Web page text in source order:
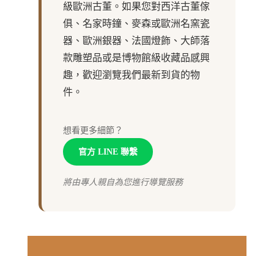
級歐洲古董。如果您對西洋古董傢
俱、名家時鐘、麥森或歐洲名窯瓷
器、歐洲銀器、法國燈飾、大師落
款雕塑品或是博物館級收藏品感興
趣，歡迎瀏覽我們最新到貨的物
件。
想看更多細節？
官方 LINE 聯繫
將由專人親自為您進行導覽服務